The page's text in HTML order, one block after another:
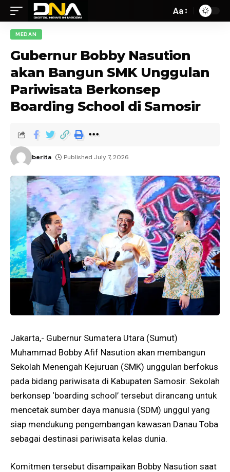
Aa
MEDAN
Gubernur Bobby Nasution
akan Bangun SMK Unggulan
Pariwisata Berkonsep
Boarding School di Samosir
berita Published July 7, 2026
Jakarta,- Gubernur Sumatera Utara (Sumut)
Muhammad Bobby Afif Nasution akan membangun
Sekolah Menengah Kejuruan (SMK) unggulan berfokus
pada bidang pariwisata di Kabupaten Samosir. Sekolah
berkonsep ‘boarding school’ tersebut dirancang untuk
mencetak sumber daya manusia (SDM) unggul yang
siap mendukung pengembangan kawasan Danau Toba
sebagai destinasi pariwisata kelas dunia.
Komitmen tersebut disampaikan Bobby Nasution saat